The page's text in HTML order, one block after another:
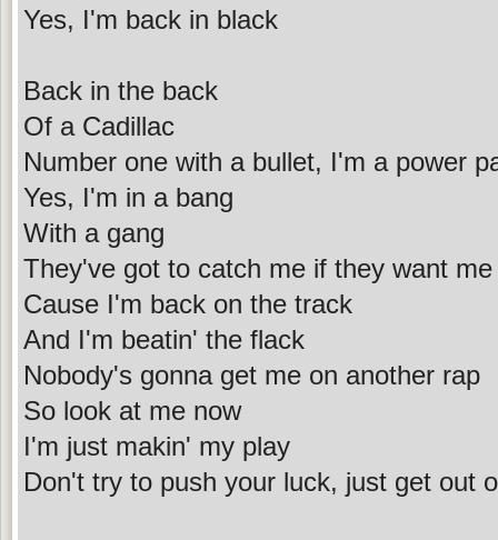
Yes, I'm back in black
Back in the back
Of a Cadillac
Number one with a bullet, I'm a power
Yes, I'm in a bang
With a gang
They've got to catch me if they want
Cause I'm back on the track
And I'm beatin' the flack
Nobody's gonna get me on another rap
So look at me now
I'm just makin' my play
Don't try to push your luck, just get out